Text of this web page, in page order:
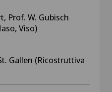
Prof. W. Gubisch
Viso)
Gallen (Ricostruttiva